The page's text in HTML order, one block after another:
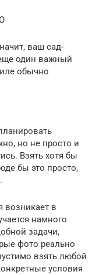
ваш сад-
один важный
обычно
но не просто и
Взять хотя бы
бы это просто,
возникает в
намного
задачи,
фото реально
взять любой
условия